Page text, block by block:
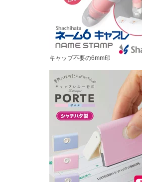
キャップ不要の6mm印